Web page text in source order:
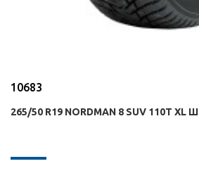
10683
265/50 R19 NORDMAN 8 SUV 110T XL Ш